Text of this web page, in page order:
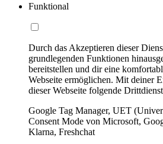
Funktional
Durch das Akzeptieren dieser
grundlegenden Funktionen
bereitstellen und dir eine
Webseite ermöglichen. Mit deiner
dieser Webseite folgende
Google Tag Manager, UET
Consent Mode von Microsoft,
Klarna, Freshchat